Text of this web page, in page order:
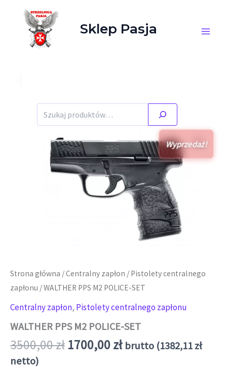
Sklep Pasja
Wyprzedaż!
Strona główna /Centralny zapłon / Pistolety centralnego
zapłonu / WALTHER PPS M2 POLICE-SET
Centralny zapłon, Pistolety centralnego zapłonu
WALTHER PPS M2 POLICE-SET
3500,00zł Pierwotna cena wynosiła:
1700,00złAktualna cena
brutto (1382,11zł
netto)